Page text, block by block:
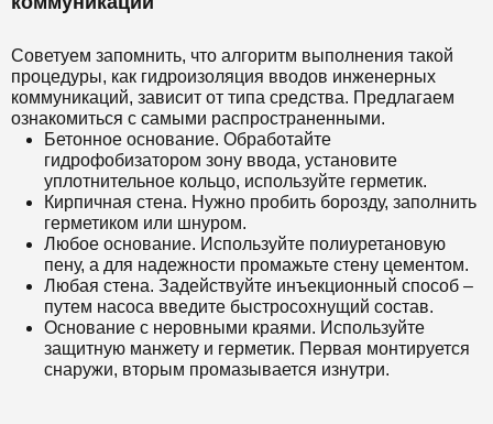
Советуем запомнить, что алгоритм выполнения такой
процедуры, как гидроизоляция вводов инженерных
коммуникаций, зависит от типа средства. Предлагаем
ознакомиться с самыми распространенными.
Бетонное основание. Обработайте
гидрофобизатором зону ввода, установите
уплотнительное кольцо, используйте герметик.
Кирпичная стена. Нужно пробить борозду, заполнить
герметиком или шнуром.
Любое основание. Используйте полиуретановую
пену, а для надежности промажьте стену цементом.
Любая стена. Задействуйте инъекционный способ –
путем насоса введите быстросохнущий состав.
Основание с неровными краями. Используйте
защитную манжету и герметик. Первая монтируется
снаружи, вторым промазывается изнутри.